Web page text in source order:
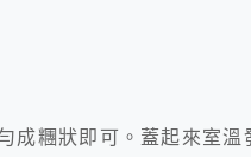
成糰狀即可。蓋起來室溫